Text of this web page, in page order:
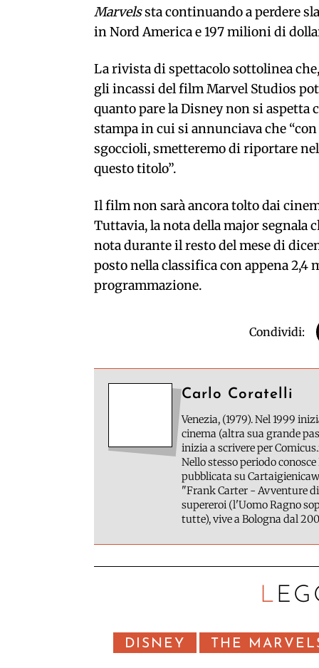
Marvelssta continuando a perdere
in Nord America e 197 milioni di
La rivista di spettacolo sottolinea
gli incassi del film Marvel Studios
quanto pare la Disney non si aspetta
stampa in cui si annunciava che
sgoccioli, smetteremo di riportare
questo titolo”.
Il film non sarà ancora tolto dai
Tuttavia, la nota della major segnala
nota durante il resto del mese di
posto nella classifica con appena
programmazione.​
Condividi:
Carlo Coratelli
Venezia, (1979). Nel 1999
cinema (altra sua grande
inizia a scrivere per
Nello stesso periodo
pubblicata su
"Frank Carter - Avventure
supereroi (l'Uomo Ragno
tutte), vive a Bologna dal
DISNEY THE